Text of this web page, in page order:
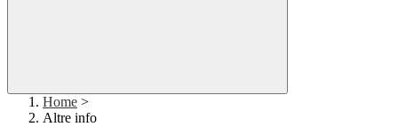
Home >
Altre info